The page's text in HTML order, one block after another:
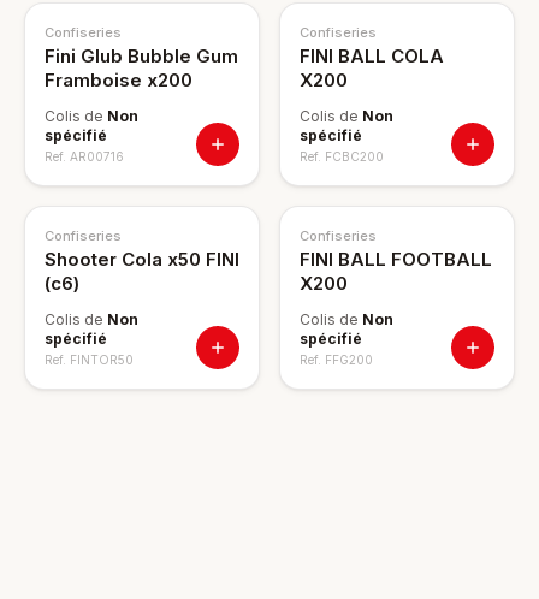
Confiseries
Fini Glub Bubble Gum
Framboise x200
Colis de Non
spécifié
Ref. AR00716
Confiseries
FINI BALL COLA
X200
Colis de Non
spécifié
Ref. FCBC200
Confiseries
Shooter Cola x50 FINI
(c6)
Colis de Non
spécifié
Ref. FINTOR50
Confiseries
FINI BALL FOOTBALL
X200
Colis de Non
spécifié
Ref. FFG200